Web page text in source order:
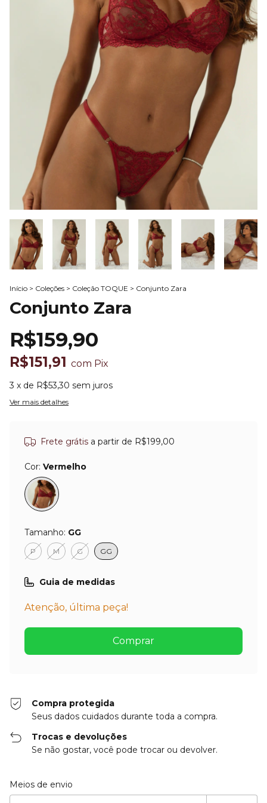
Início > Coleções > Coleção TOQUE > Conjunto Zara
Conjunto Zara
R$159,90
R$151,91 com Pix
3 x de R$53,30 sem juros
Ver mais detalhes
Frete grátis a partir de R$199,00
Cor: Vermelho
Tamanho: GG
P M G GG
Guia de medidas
Atenção, última peça!
Compra protegida
Seus dados cuidados durante toda a compra.
Trocas e devoluções
Se não gostar, você pode trocar ou devolver.
Entregas para o CEP:
Meios de envio